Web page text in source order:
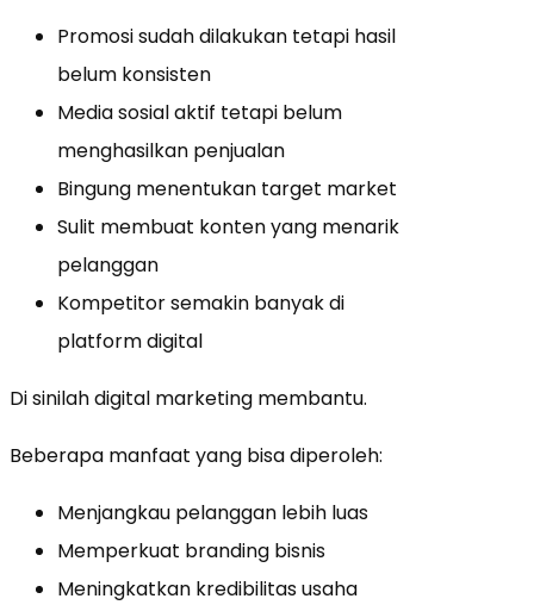
Promosi sudah dilakukan tetapi hasil
belum konsisten
Media sosial aktif tetapi belum
menghasilkan penjualan
Bingung menentukan target market
Sulit membuat konten yang menarik
pelanggan
Kompetitor semakin banyak di
platform digital
Di sinilah digital marketing membantu.
Beberapa manfaat yang bisa diperoleh:
Menjangkau pelanggan lebih luas
Memperkuat branding bisnis
Meningkatkan kredibilitas usaha